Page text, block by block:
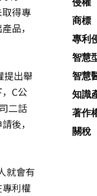
得專
品，
提出舉
C公
二話
後，
就會有
利權
商標
專利
智慧
智慧
知識
著作
關稅